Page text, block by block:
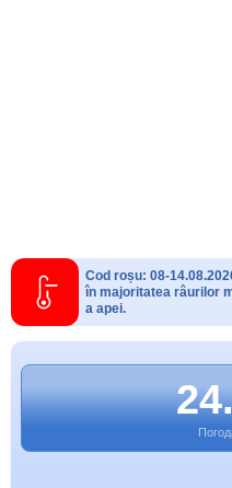
Cod roșu: 08-
în majoritatea râurilor
a apei.